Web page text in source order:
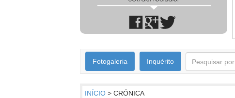
Fotogaleria Inquérito
INÍCIO > CRÓNICA